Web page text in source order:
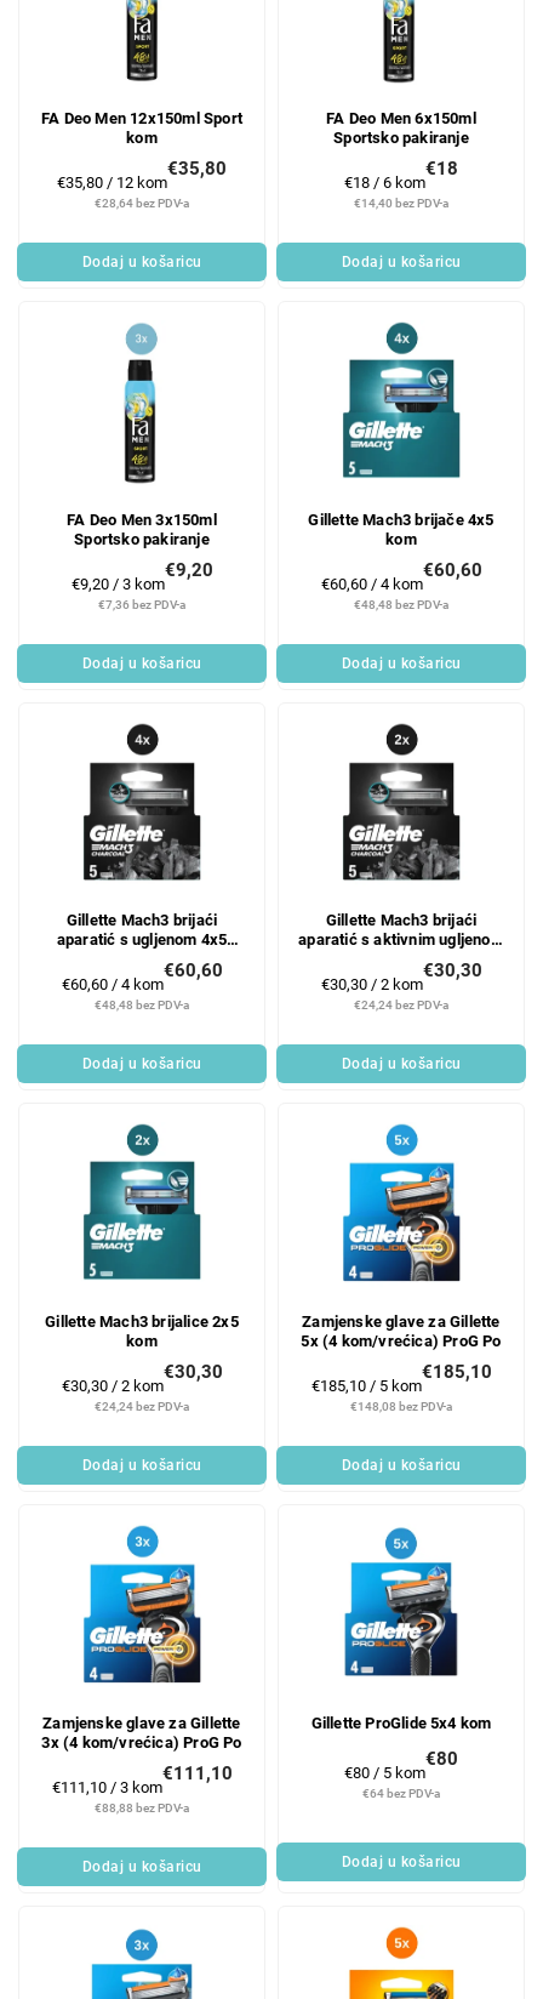
FA Deo Men 12x150ml Sport
kom
€28,64 bez PDV-a
€35,80
Mjerenje
cijene:
€35,80 / 12 kom
Dodaj u košaricu
FA Deo Men 6x150ml
Sportsko pakiranje
€14,40 bez PDV-a
€18
Mjerenje
cijene:
€18 / 6 kom
Dodaj u košaricu
FA Deo Men 3x150ml
Sportsko pakiranje
€7,36 bez PDV-a
€9,20
Mjerenje
cijene:
€9,20 / 3 kom
Dodaj u košaricu
Gillette Mach3 brijače 4x5
kom
€48,48 bez PDV-a
€60,60
Mjerenje
cijene:
€60,60 / 4 kom
Dodaj u košaricu
Gillette Mach3 brijaći
aparatić s ugljenom 4x5
€48,48 bez PDV-a
€60,60
Mjerenje
cijene:
€60,60 / 4 kom
Dodaj u košaricu
Gillette Mach3 brijaći
aparatić s aktivnim ugljenom
2x5 kom.
€24,24 bez PDV-a
€30,30
Mjerenje
cijene:
€30,30 / 2 kom
Dodaj u košaricu
Gillette Mach3 brijalice 2x5
kom
€24,24 bez PDV-a
€30,30
Mjerenje
cijene:
€30,30 / 2 kom
Dodaj u košaricu
Zamjenske glave za Gillette
5x (4 kom/vrećica) ProG Po
€148,08 bez PDV-a
€185,10
Mjerenje
cijene:
€185,10 / 5 kom
Dodaj u košaricu
Zamjenske glave za Gillette
3x (4 kom/vrećica) ProG Po
€88,88 bez PDV-a
€111,10
Mjerenje
cijene:
€111,10 / 3 kom
Dodaj u košaricu
Gillette ProGlide 5x4 kom
€64 bez PDV-a
€80
Mjerenje
cijene:
€80 / 5 kom
Dodaj u košaricu